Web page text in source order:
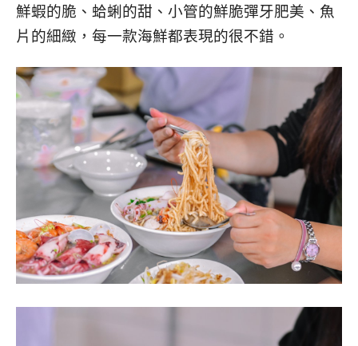
鮮蝦的脆、蛤蜊的甜、小管的鮮脆彈牙肥美、魚
片的細緻，每一款海鮮都表現的很不錯。